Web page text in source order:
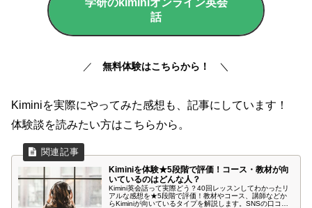
話
／ 無料体験はこちらから！ ＼
Kiminiを実際にやってみた感想も、記事にしています！
体験談を読みたい方はこちらから。
Kiminiを体験★5段階で評価！コース・教材が向
いているのはどんな人？
Kimini英会話って実際どう？40回レッスンしてわかったリ
アルな感想を★5段階で評価！教材やコース、講師などか
らKiminiが向いているタイプを解説します。SNSの口コミ